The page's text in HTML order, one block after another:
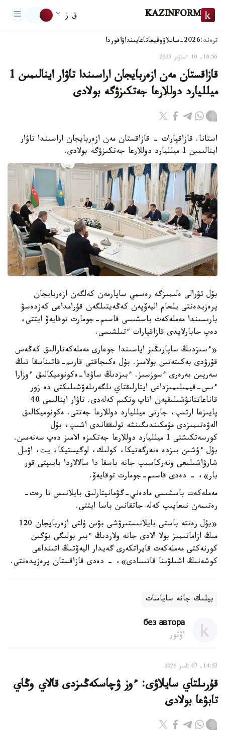
KAZINFORM ق ز
ترەند:2026-سايلاۋ وقيعاتاعايىنداۋاقوردا
16:56, 10 ءساۋىر 2023
قازاقستان مەن ازەربايجان اراسىندا تاۋار اينالىمىن 1
ميلليارد دوللارعا جەتكىزۋگە بولادى
استانا. قازاقپارات - قازاقستان مەن ازەربايجان اراسىندا تاۋار
اينالىمىن 1 ميلليارد دوللارعا جەتكىزۋگە بولادى.
بۇل تۋرالى ەلىمىزگە رەسمي ساپارمەن كەلگەن ازەربايجان
پرەزيدەنتى يلحام اليەۆپەن كەڭەيتىلگەن قۇرامداعى كەزدەسۋ
بارىسىندا مەملەكەت باسشىسى قاسىم-جومارت توقايەۆ ايتتى،
دەپ حابارلايدى قازاقپارات ءتىلشىسى.
«ءسىزدىڭ ساپارىڭىز اياسىندا جوعارى مەملەكەتارالىق كەڭەس
قۇرۋدى بەكىتەتىن بولامىز. بۇل ەكىجاقتى قارىم-قاتىناسقا تىڭ
سەرپىن بەرەرى ءسوزسىز. ءبىزدىڭ ساۋدا-ەكونوميكالىق ءوزارا
ءىس-قيمىلىمىزداعى ايتارلىقتاي ىلگەرىلەۋشىلىكتى دە زور
قاناعاتتانۋشىلىقپەن اتاپ وتكىم كەلەدى. تاۋار اينالىمى 40
پايىزعا ارتىپ، جارتى ميلليارد دوللارعا جەتتى. ەكونوميكالىق
الەۋەتىمىزدى مۇمكىندىگىنشە تولىققاندى اشىپ، بۇل
كورسەتكىشتى 1 ميلليارد دوللارعا جەتكىزە الامىز دەپ سەنەمىن.
بۇل ءۇشىن بىزدە ەنەرگەتيكا، كولىك، لوگيستيكا، يت، اۋىل
شارۋاشىلىعى ونەركاسىپ جانە باسقا دا سالالاردا بايىپتى قور
بار»، - دەدى قاسىم-جومارت توقايەۆ.
مەملەكەت باسشىسى مادەني-گۋمانيتارلىق بايلانىس تا رەت-
رەتىمەن نىعايىپ كەلە جاتقانىن باسا ايتتى.
«بۇل رەتتە باستى بايلانىستىرۋشى بۋىن ۇلتى ازەربايجان 120
مىڭ ازاماتىمىز بولا الادى جانە ولاردىڭ ءبىر بولىگى بۇگىن
كورنەكتى مەملەكەت قايراتكەرى گەيدار اليەۆتىڭ اتىنداعى
كوشەنىڭ اشىلۋىنا قاتىسادى»، - دەدى قازاقستان پرەزيدەنتى.
بيلىك جانە ساياسات
без автора
اۆتور
14:52, 07 تامىز 2026
قۇرىلتاي سايلاۋى: ءوز ۋچاسكەڭىزدى قالاي وڭاي
تابۋعا بولادى